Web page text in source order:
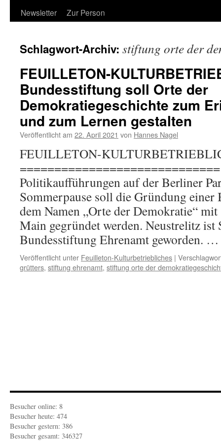
Newsletter
Zur Person
Schlagwort-Archiv: stiftung orte der
FEUILLETON-
Bundesstiftung soll Orte der
Demokratiegeschichte zum
und zum Lernen gestalten
Veröffentlicht am 22. April 2021 von Hannes Nagel
FEUILLETON-
Politikaufführungen auf der Berliner
Sommerpause soll die Gründung
dem Namen „Orte der Demokratie“
Main gegründet werden. Neustrelitz ist
Bundesstiftung Ehrenamt geworden.
Veröffentlicht unter Feuilleton-Kulturbetriebliches |
grütters, stiftung ehrenamt, stiftung orte der
Besucher online: 8
Besucher heute: 474
Besucher gestern: 386
Besucher gesamt: 346327